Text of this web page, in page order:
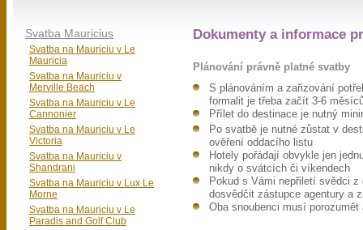
Dokumenty a informace
Plánování právně platné svatby
S plánováním a zařizování
formalit je třeba začít 3-6
Přílet do destinace je nutný
Po svatbě je nutné zůstat v
ověření oddacího listu
Hotely pořádají obvykle jen
nikdy o svátcích či víkendech
Pokud s Vámi nepřiletí svědci
dosvědčit zástupce agentury a
Oba snoubenci musí
Svatba Mauricius
Svatba na Mauriciu v Le
Mauricia
Svatba na Mauriciu v
Merville Beach
Svatba na Mauriciu v Le
Cannonier
Svatba na Mauriciu v Le
Victoria
Svatba na Mauriciu v
Shandrani
Svatba na Mauriciu v Lux Le
Morne
Svatba na Mauriciu v Le
Paradis and Golf Club